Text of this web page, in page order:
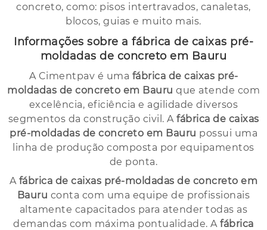
concreto, como: pisos intertravados, canaletas,
blocos, guias e muito mais.
Informações sobre a fábrica de caixas pré-
moldadas de concreto em Bauru
A Cimentpav é uma fábrica de caixas pré-
moldadas de concreto em Bauru que atende com
excelência, eficiência e agilidade diversos
segmentos da construção civil. A fábrica de caixas
pré-moldadas de concreto em Bauru possui uma
linha de produção composta por equipamentos
de ponta.
A fábrica de caixas pré-moldadas de concreto em
Bauru conta com uma equipe de profissionais
altamente capacitados para atender todas as
demandas com máxima pontualidade. Afábrica